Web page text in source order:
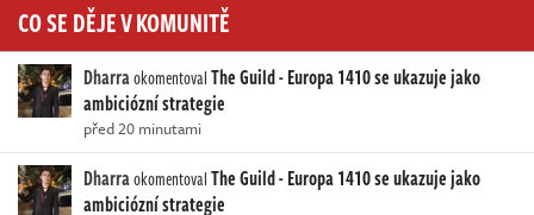
CO SE DĚJE V KOMUNITĚ
DharraokomentovalThe Guild - Europa 1410 se ukazuje jako
ambiciózní strategie
před 20 minutami
DharraokomentovalThe Guild - Europa 1410 se ukazuje jako
ambiciózní strategie